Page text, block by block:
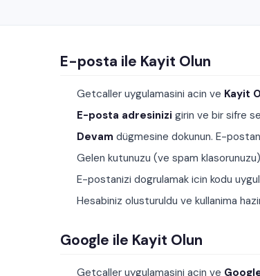
E-posta ile Kayit Olun
Getcaller uygulamasini acin ve Kayit
E-posta adresinizi girin ve bir sifre
Devam dügmesine dokunun. E-
Gelen kutunuzu (ve spam
E-postanizi dogrulamak icin kodu
Hesabiniz olusturuldu ve kullanima
Google ile Kayit Olun
Getcaller uygulamasini acin ve